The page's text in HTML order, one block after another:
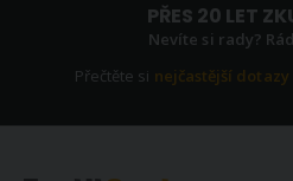
PŘES 20 LET
Nevíte si rady?
Přečtěte si nejčastější dotazy